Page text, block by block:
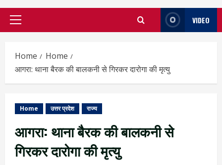
Primary
VIDEO
Home
Home
आगरा: थाना बैरक की बालकनी से गिरकर दारोगा की मृत्यु
Home उत्तर प्रदेश राज्य
आगरा: थाना बैरक की बालकनी से
गिरकर दारोगा की मृत्यु